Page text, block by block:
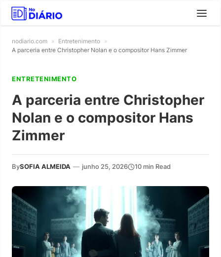
nodiario.com » Entretenimento »
A parceria entre Christopher Nolan e o compositor Hans Zimmer
ENTRETENIMENTO
A parceria entre Christopher
Nolan e o compositor Hans
Zimmer
BySOFIA ALMEIDA — junho 25, 2026 10 min Read